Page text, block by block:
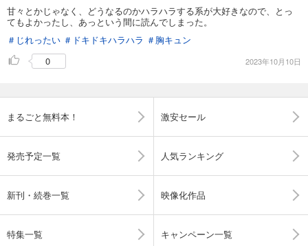
甘々とかじゃなく、どうなるのかハラハラする系が大好きなので、とっ
てもよかったし、あっという間に読んでしまった。
＃じれったい ＃ドキドキハラハラ ＃胸キュン
0
2023年10月10日
まるごと無料本！ 激安セール
発売予定一覧 人気ランキング
新刊・続巻一覧 映像化作品
特集一覧 キャンペーン一覧